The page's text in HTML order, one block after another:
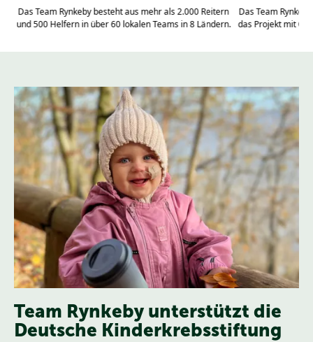
Das Team Rynkeby besteht aus mehr als 2.000 Reitern
und 500 Helfern in über 60 lokalen Teams in 8 Ländern.
Das Team
das Projekt mit
Team Rynkeby unterstützt die
Deutsche Kinderkrebsstiftung